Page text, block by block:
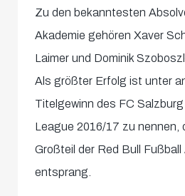
Zu den bekanntesten
Akademie gehören Xaver
Laimer und Dominik
Als größter Erfolg ist unter
Titelgewinn des FC
League 2016/17 zu nennen,
Großteil der Red Bull Fußball
entsprang.